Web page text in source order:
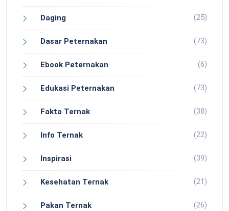
Daging (25)
Dasar Peternakan (73)
Ebook Peternakan (6)
Edukasi Peternakan (73)
Fakta Ternak (38)
Info Ternak (22)
Inspirasi (39)
Kesehatan Ternak (21)
Pakan Ternak (26)